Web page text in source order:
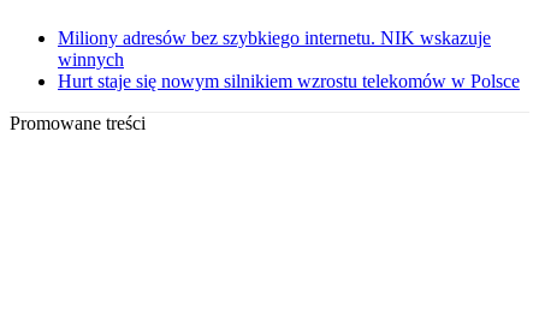
Miliony adresów bez szybkiego internetu. NIK wskazuje
winnych
Hurt staje się nowym silnikiem wzrostu telekomów w Polsce
Promowane treści